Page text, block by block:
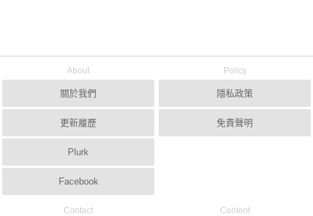
About
關於我們
更新履歷
Plurk
Facebook
Policy
隱私政策
免責聲明
Contact Content